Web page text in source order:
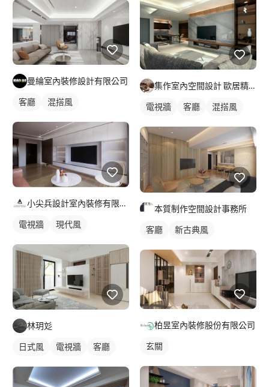
曼綸室內裝修設計有限公司
客廳 混搭風
小尖兵設計室內裝修有限公司
電視牆 現代風
林玥彣
日式風 電視牆 客廳
集作室內空間設計 歐居精品磁磚建材
電視牆 客廳 混搭風
本質制作空間設計事務所
客廳 新古典風
柏昱室內裝修股份有限公司
玄關